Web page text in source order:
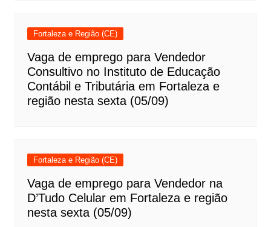
Fortaleza e Região (CE)
Vaga de emprego para Vendedor
Consultivo no Instituto de Educação
Contábil e Tributária em Fortaleza e
região nesta sexta (05/09)
Fortaleza e Região (CE)
Vaga de emprego para Vendedor na
D’Tudo Celular em Fortaleza e região
nesta sexta (05/09)